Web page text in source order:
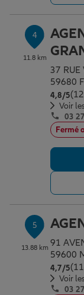
Tous nos devis
4
11.8 km
37 RUE
59680
4,8/5Note
Voir
03
Fermé
5
13.88 km 91
59600
4,7/5Note
Voir
03